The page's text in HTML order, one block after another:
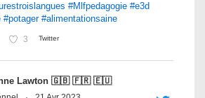
#Mlfpedagogie #e3d
#potager #alimentationsaine
3 Twitter
Lawton 🇬🇧 🇫🇷 🇪🇺